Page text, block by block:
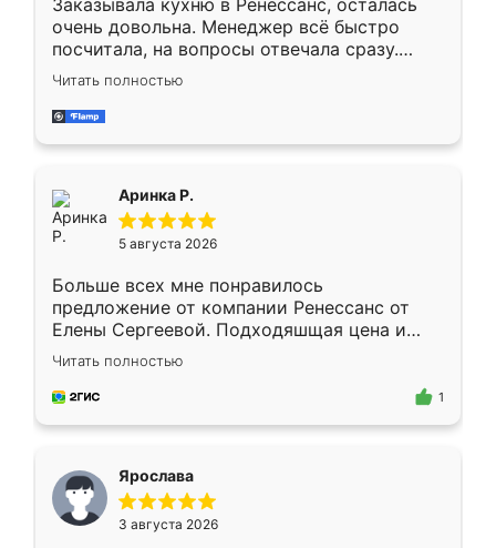
Заказывала кухню в Ренессанс, осталась
очень довольна. Менеджер всё быстро
посчитала, на вопросы отвечала сразу.
Замерщик приехал в субботу, подошёл к
делу со всей ответственностью. Собрали
за день, ребята работали аккуратно, даже
Читать полностью
Аринка Р.
5 августа 2026
Больше всех мне понравилось
предложение от компании Ренессанс от
Елены Сергеевой. Подходяшщая цена и
короткие сроки изготовления. Приехавший
для замера сотрудник Владислав
предложил по моему эскизу самый
Читать полностью
1
Ярослава
3 августа 2026